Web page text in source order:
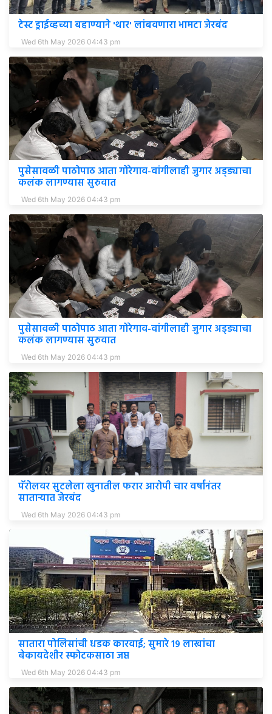
टेस्ट ड्राईव्हच्या बहाण्याने 'थार' लांबवणारा भामटा जेरबंद
Wed 6th May 2026 04:43 pm
पुसेसावळी पाठोपाठ आता गोरेगाव-वांगीलाही जुगार अड्ड्याचा
कलंक लागण्यास सुरुवात
Wed 6th May 2026 04:43 pm
पुसेसावळी पाठोपाठ आता गोरेगाव-वांगीलाही जुगार अड्ड्याचा
कलंक लागण्यास सुरुवात
Wed 6th May 2026 04:43 pm
पॅरोलवर सुटलेला खुनातील फरार आरोपी चार वर्षांनंतर
साताऱ्यात जेरबंद
Wed 6th May 2026 04:43 pm
सातारा पोलिसांची धडक कारवाई; सुमारे १९ लाखांचा
बेकायदेशीर स्फोटकसाठा जप्त
Wed 6th May 2026 04:43 pm